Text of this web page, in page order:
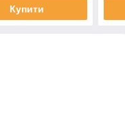
Купити